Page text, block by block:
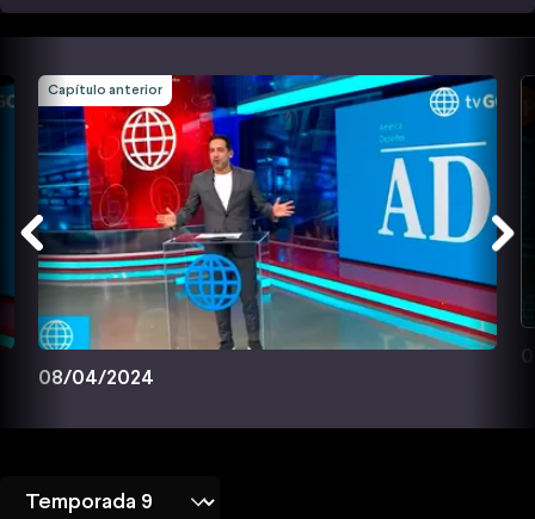
Capítulo anterior
08/04/2024